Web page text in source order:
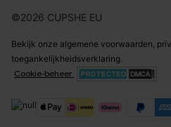
©2026 CUPSHE EU
Bekijk onze algemene voorwaarden,
toegankelijkheidsverklaring.
Cookie-beheer